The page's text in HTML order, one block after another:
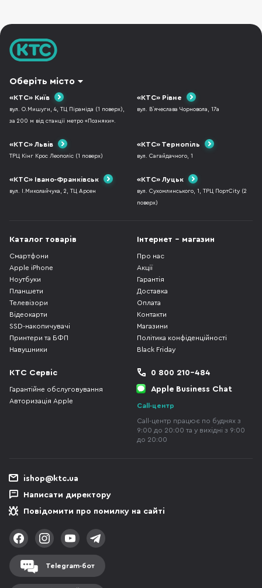
Оберіть місто
«КТС» Київ
вул. О.Мишуги, 4, ТЦ Піраміда (1 поверх),
за 200 м від станції метро «Позняки».
«КТС» Рівне
вул. В`ячеслава Чорновола, 17а
«КТС» Львів
ТРЦ Кінг Крос Леополіс (1 поверх)
«КТС» Тернопіль
вул. Сагайдачного, 1
«КТС» Івано-Франківськ
вул. І.Миколайчука, 2, ТЦ Арсен
«КТС» Луцьк
вул. Сухомлинського, 1, ТРЦ ПортCity (2
поверх)
Каталог товарів
Смартфони
Apple iPhone
Ноутбуки
Планшети
Телевізори
Відеокарти
SSD-накопичувачі
Принтери та БФП
Навушники
Інтернет - магазин
Про нас
Акції
Гарантія
Доставка
Оплата
Контакти
Магазини
Політика конфіденційності
Black Friday
КТС Сервіс
Гарантійне обслуговування
Авторизація Apple
0 800 210-484
Apple Business Chat
Call-центр
Call-центр працює по буднях з
9:00 до 20:00 та у вихідні з 9:00
до 20:00
ishop@ktc.ua
Написати директору
Повідомити про помилку на сайті
Telegram-бот